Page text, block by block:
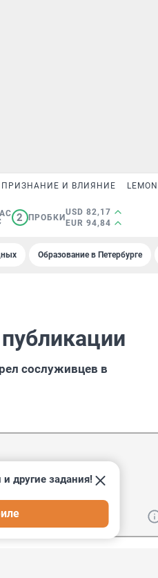
ПРИЗНАНИЕ И ВЛИЯНИЕ
2 ПРОБКИ
USD 82,17
EUR 94,84
Образование в Петербурге
сослуживцев в
другие задания!